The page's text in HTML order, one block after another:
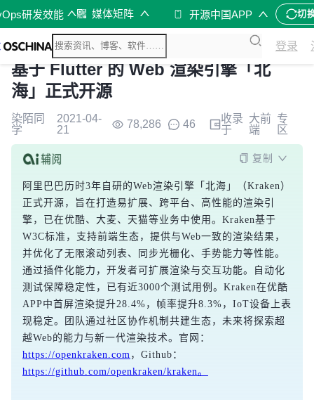
研发效能 媒体矩阵 开源中国APP 切
登录
基于 Flutter 的 Web 渲染引擎「北
海」正式开源
染陌同
学
2021-04-
21
78,286 46
收录
于
大前
端
专
区
复制
阿里巴巴历时3年自研的Web渲染引擎「北海」（Kraken）
正式开源，旨在打造易扩展、跨平台、高性能的渲染引
擎，已在优酷、大麦、天猫等业务中使用。Kraken基于
W3C标准，支持前端生态，提供与Web一致的渲染结果，
并优化了无限滚动列表、同步光栅化、手势能力等性能。
通过插件化能力，开发者可扩展渲染与交互功能。自动化
测试保障稳定性，已有近3000个测试用例。Kraken在优酷
APP中首屏渲染提升28.4%，帧率提升8.3%，IoT设备上表
现稳定。团队通过社区协作机制共建生态，未来将探索超
越Web的能力与新一代渲染技术。官网：
https://openkraken.com ，Github：
https://github.com/openkraken/kraken。